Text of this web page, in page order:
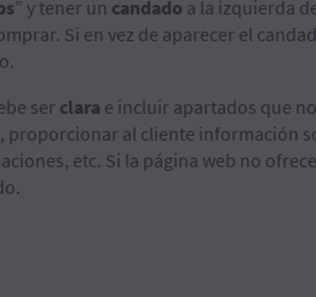
” y tener un candado a la izquierda
Si en vez de aparecer el
ser clara e incluir apartados que
proporcionar al cliente información
etc. Si la página web no